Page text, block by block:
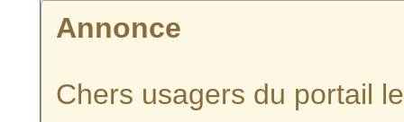
Annonce
Chers usagers du portail